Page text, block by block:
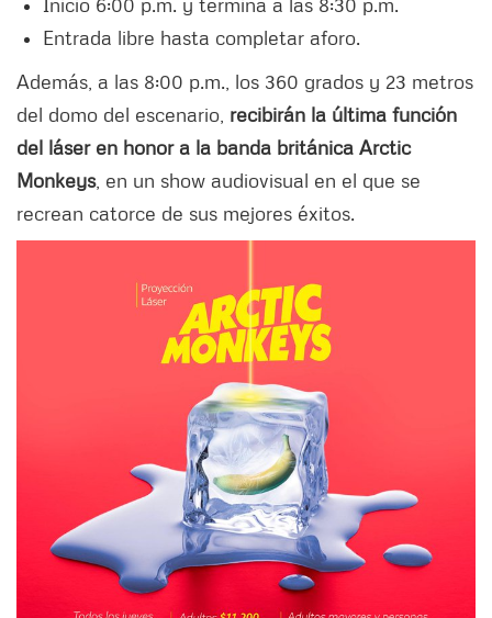
Entrada libre hasta completar aforo.
Además, a las 8:00 p.m., los 360 grados y 23 metros
del domo del escenario, recibirán la última función
del láser en honor a la banda británica Arctic
Monkeys, en un show audiovisual en el que se
recrean catorce de sus mejores éxitos.